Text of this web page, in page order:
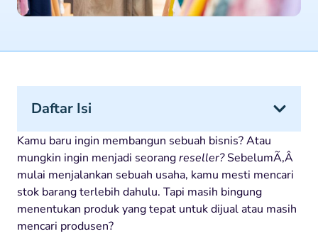
Kamu baru ingin membangun sebuah bisnis? Atau
mungkin ingin menjadi seorangreseller?SebelumÃ‚Â
mulai menjalankan sebuah usaha, kamu mesti mencari
stok barang terlebih dahulu. Tapi masih bingung
menentukan produk yang tepat untuk dijual atau masih
mencari produsen?
Daftar Isi